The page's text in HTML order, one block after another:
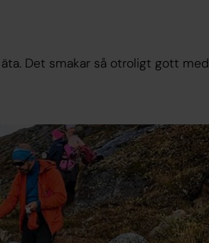
Det smakar så otroligt gott med